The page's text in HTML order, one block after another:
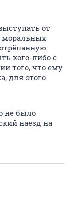
от
моральных
кого-либо с
того, что ему
для этого
не было
наезд на